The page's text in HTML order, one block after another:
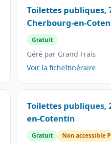
Toilettes publiques,
Cherbourg-en-
Gratuit
Géré par Grand Frais
Voir la ficheItinéraire
Toilettes publiques,
en-Cotentin
Gratuit Non accessible